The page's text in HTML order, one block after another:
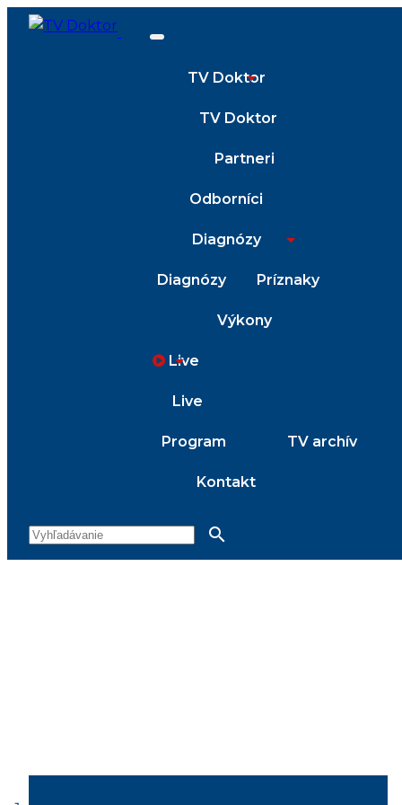
TV Doktor
TV Doktor
Partneri
Odborníci
Diagnózy
Diagnózy Príznaky
Výkony
Live
Live
Program TV archív
Kontakt
search